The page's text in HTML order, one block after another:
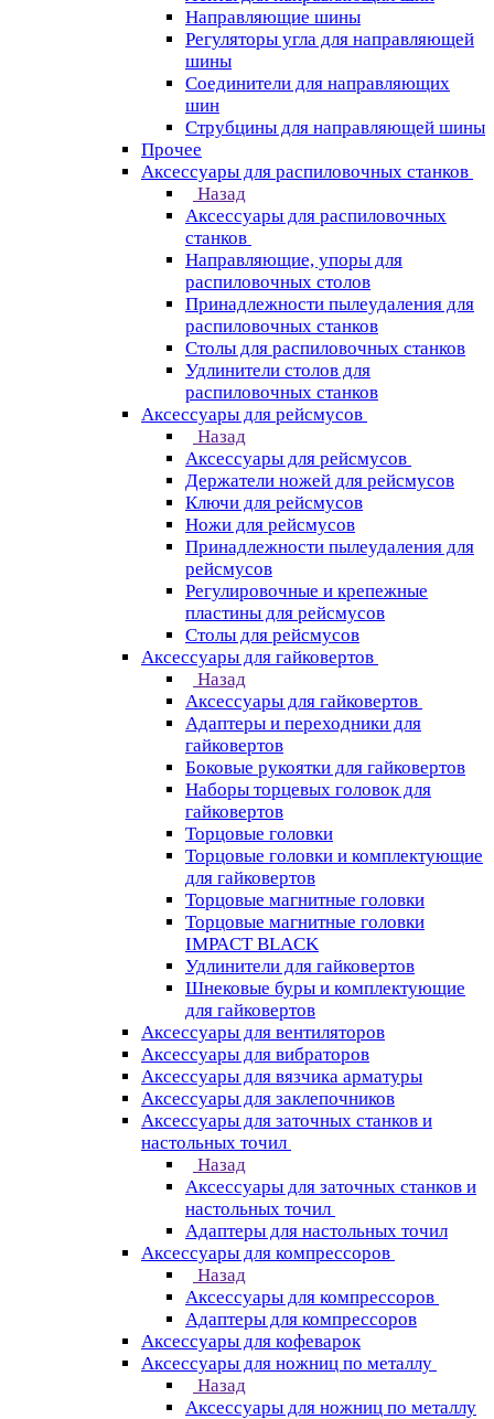
Направляющие шины
Регуляторы угла для направляющей
шины
Соединители для направляющих
шин
Струбцины для направляющей шины
Прочее
Аксессуары для распиловочных станков
Назад
Аксессуары для распиловочных
станков
Направляющие, упоры для
распиловочных столов
Принадлежности пылеудаления для
распиловочных станков
Столы для распиловочных станков
Удлинители столов для
распиловочных станков
Аксессуары для рейсмусов
Назад
Аксессуары для рейсмусов
Держатели ножей для рейсмусов
Ключи для рейсмусов
Ножи для рейсмусов
Принадлежности пылеудаления для
рейсмусов
Регулировочные и крепежные
пластины для рейсмусов
Столы для рейсмусов
Аксессуары для гайковертов
Назад
Аксессуары для гайковертов
Адаптеры и переходники для
гайковертов
Боковые рукоятки для гайковертов
Наборы торцевых головок для
гайковертов
Торцовые головки
Торцовые головки и комплектующие
для гайковертов
Торцовые магнитные головки
Торцовые магнитные головки
IMPACT BLACK
Удлинители для гайковертов
Шнековые буры и комплектующие
для гайковертов
Аксессуары для вентиляторов
Аксессуары для вибраторов
Аксессуары для вязчика арматуры
Аксессуары для заклепочников
Аксессуары для заточных станков и
настольных точил
Назад
Аксессуары для заточных станков и
настольных точил
Адаптеры для настольных точил
Аксессуары для компрессоров
Назад
Аксессуары для компрессоров
Адаптеры для компрессоров
Аксессуары для кофеварок
Аксессуары для ножниц по металлу
Назад
Аксессуары для ножниц по металлу